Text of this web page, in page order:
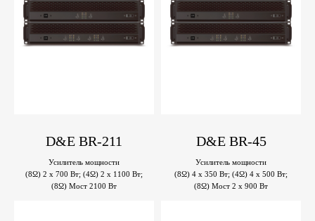
D&E BR-211
Усилитель мощности
(8Ω) 2 x 700 Вт; (4Ω) 2 x 1100 Вт;
(8Ω) Мост 2100 Вт
D&E BR-45
Усилитель мощности
(8Ω) 4 x 350 Вт; (4Ω) 4 x 500 Вт;
(8Ω) Мост 2 x 900 Вт